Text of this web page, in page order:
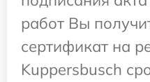
работ Вы
сертификат на
Kuppersbusch